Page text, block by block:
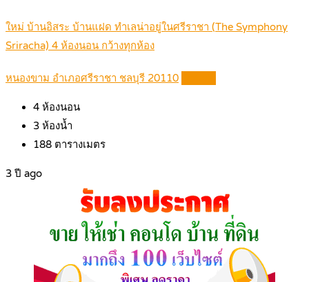
ใหม่ บ้านอิสระ บ้านแฝด ทำเลน่าอยู่ในศรีราชา (The Symphony
Sriracha) 4 ห้องนอน กว้างทุกห้อง
หนองขาม อำเภอศรีราชา ชลบุรี 20110
4 ห้องนอน
3 ห้องน้ำ
188 ตารางเมตร
3 ปี ago